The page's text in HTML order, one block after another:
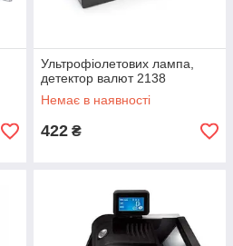
Ультрофіолетових лампа,
детектор валют 2138
Немає в наявності
422 ₴